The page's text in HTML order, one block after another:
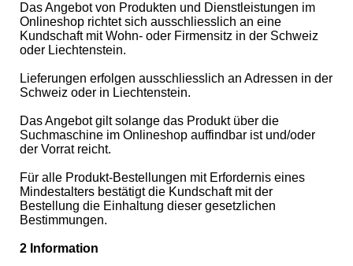
Das Angebot von Produkten und Dienstleistungen im
Onlineshop richtet sich ausschliesslich an eine
Kundschaft mit Wohn- oder Firmensitz in der Schweiz
oder Liechtenstein.
Lieferungen erfolgen ausschliesslich an Adressen in der
Schweiz oder in Liechtenstein.
Das Angebot gilt solange das Produkt über die
Suchmaschine im Onlineshop auffindbar ist und/oder
der Vorrat reicht.
Für alle Produkt-Bestellungen mit Erfordernis eines
Mindestalters bestätigt die Kundschaft mit der
Bestellung die Einhaltung dieser gesetzlichen
Bestimmungen.
2 Information